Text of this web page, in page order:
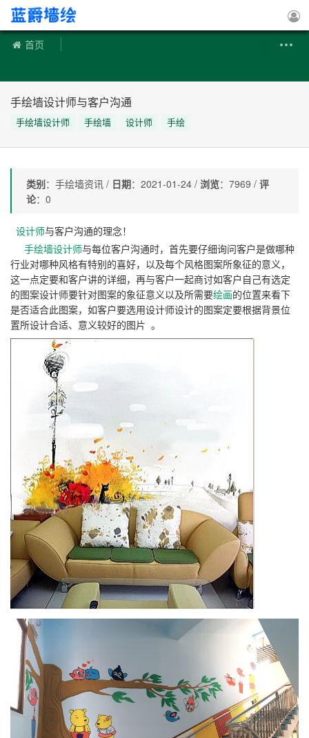
首页
手绘墙设计师与客户沟通
手绘墙设计师 手绘墙 设计师 手绘
类别：手绘墙资讯 / 日期：2021-01-24 / 浏览：7969 / 评
论：0
设计师与客户沟通的理念！
手绘墙设计师与每位客户沟通时，首先要仔细询问客户是做哪种
行业对哪种风格有特别的喜好，以及每个风格图案所象征的意义，
这一点定要和客户讲的详细，再与客户一起商讨如客户自己有选定
的图案设计师要针对图案的象征意义以及所需要绘画的位置来看下
是否适合此图案，如客户要选用设计师设计的图案定要根据背景位
置所设计合适、意义较好的图片 。